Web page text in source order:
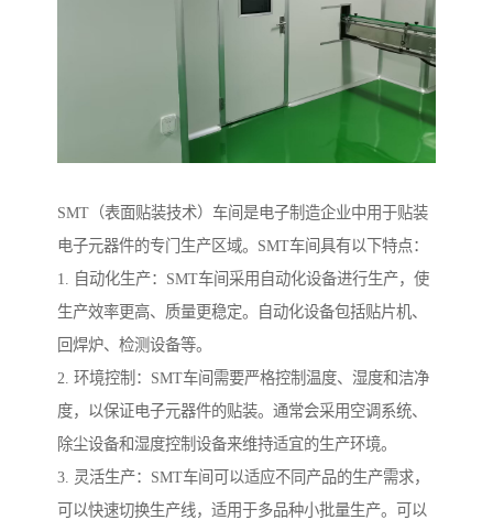
SMT（表面贴装技术）车间是电子制造企业中用于贴装
电子元器件的专门生产区域。SMT车间具有以下特点：
1. 自动化生产：SMT车间采用自动化设备进行生产，使
生产效率更高、质量更稳定。自动化设备包括贴片机、
回焊炉、检测设备等。
2. 环境控制：SMT车间需要严格控制温度、湿度和洁净
度，以保证电子元器件的贴装。通常会采用空调系统、
除尘设备和湿度控制设备来维持适宜的生产环境。
3. 灵活生产：SMT车间可以适应不同产品的生产需求，
可以快速切换生产线，适用于多品种小批量生产。可以